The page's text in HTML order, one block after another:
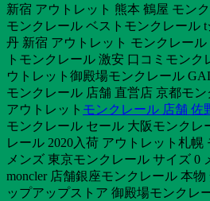
新宿 アウトレット 熊本 鶴屋 モン
モンクレール ベストモンクレール
丹 新宿 アウトレット モンクレー
トモンクレール 激安 口コミモン
ウトレット御殿場モンクレール
モンクレール 店舗 直営店 京都モ
アウトレット モンクレール 店舗 佐
モンクレール セール 大阪モンクレ
レール 2020入荷 アウトレット札
メンズ 東京モンクレール サイズ 0
moncler 店舗銀座モンクレール 本
ップアップストア 御殿場モンクレ